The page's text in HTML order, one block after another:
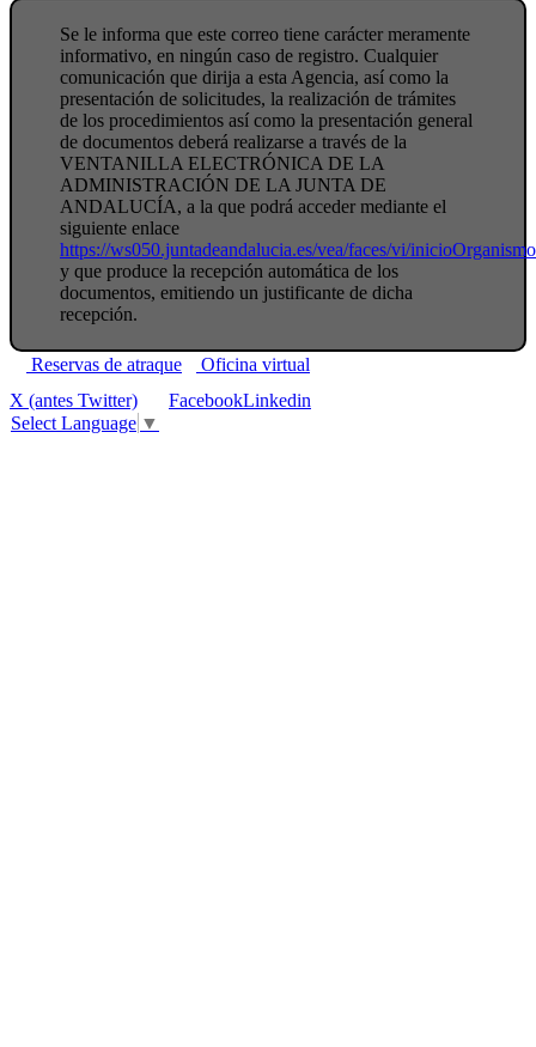
Se le informa que este correo tiene carácter meramente
informativo, en ningún caso de registro. Cualquier
comunicación que dirija a esta Agencia, así como la
presentación de solicitudes, la realización de trámites
de los procedimientos así como la presentación general
de documentos deberá realizarse a través de la
VENTANILLA ELECTRÓNICA DE LA
ADMINISTRACIÓN DE LA JUNTA DE
ANDALUCÍA, a la que podrá acceder mediante el
siguiente enlace
https://ws050.juntadeandalucia.es/vea/faces/vi/
y que produce la recepción automática de los
documentos, emitiendo un justificante de dicha
recepción.
Reservas de atraque
Oficina virtual
X (antes Twitter)
FacebookLinkedin
Select Language ▼